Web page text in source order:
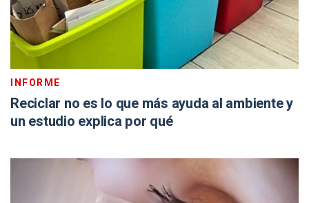
INFORME
Reciclar no es lo que más ayuda al ambiente y
un estudio explica por qué